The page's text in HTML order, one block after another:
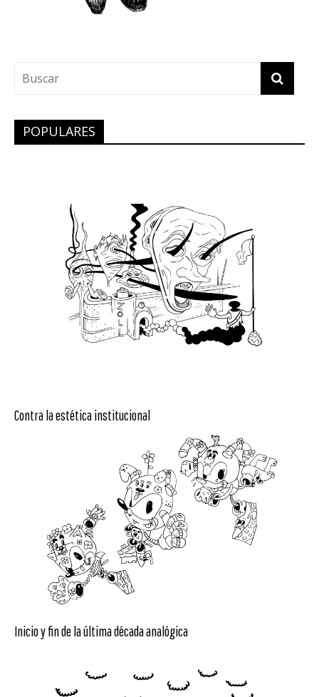
POPULARES
Contra la estética institucional
Inicio y fin de la última década analógica